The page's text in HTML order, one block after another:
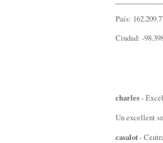
País:
Ciudad: -
charles-
Un excellent
casalot-